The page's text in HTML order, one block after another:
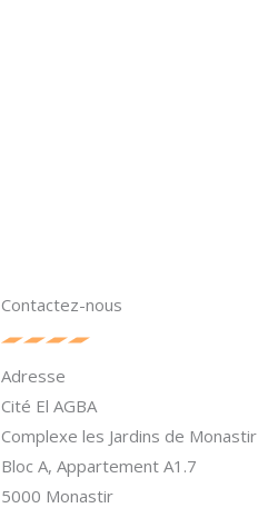
Contactez-nous
Adresse
Cité El AGBA
Complexe les Jardins de Monastir
Bloc A, Appartement A1.7
5000 Monastir